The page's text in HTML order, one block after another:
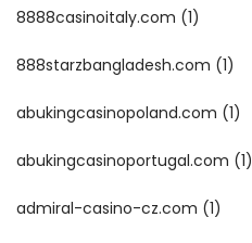
8888casinoitaly.com (1)
888starzbangladesh.com (1)
abukingcasinopoland.com (1)
abukingcasinoportugal.com (1)
admiral-casino-cz.com (1)